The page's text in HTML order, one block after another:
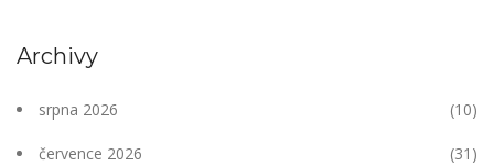
Archivy
srpna 2026 (10)
července 2026 (31)